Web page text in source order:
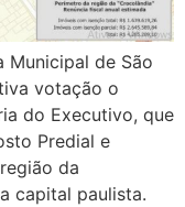
Municipal de São
votação o
do Executivo, que
Predial e
da
capital paulista.